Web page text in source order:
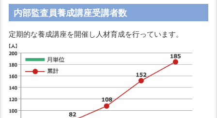
内部監査員養成講座受講者数
定期的な養成講座を開催し人材育成を行っています。